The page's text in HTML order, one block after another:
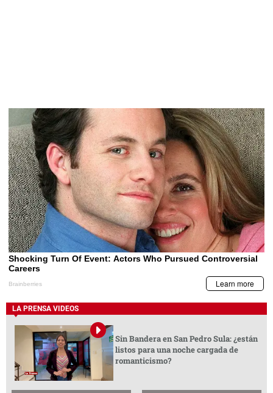
LA PRENSA VIDEOS
Sin Bandera en San Pedro Sula: ¿están
listos para una noche cargada de
romanticismo?